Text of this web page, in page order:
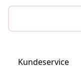
Kundeservice